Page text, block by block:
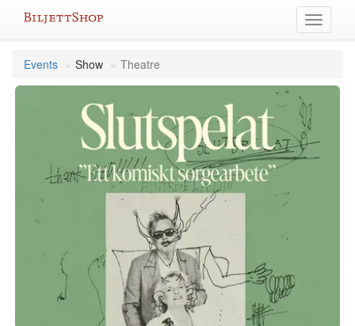
Toggle
Events
Show Theatre